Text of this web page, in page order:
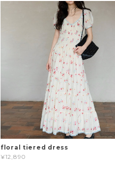
floral tiered dress
¥12,890